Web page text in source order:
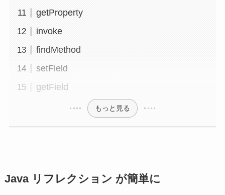
getProperty
invoke
findMethod
setField
getField
もっと見る
Java リフレクション が簡単に